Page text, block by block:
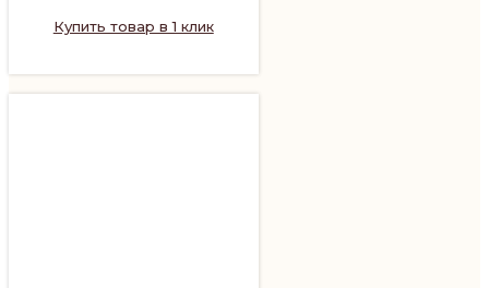
Купить товар в 1 клик